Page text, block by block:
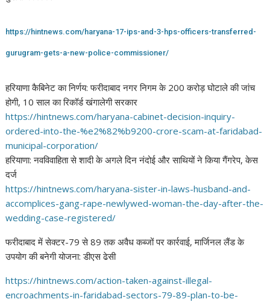
https://hintnews.com/haryana-17-ips-and-3-hps-officers-transferred-
gurugram-gets-a-new-police-commissioner/
हरियाणा कैबिनेट का निर्णय: फरीदाबाद नगर निगम के 200 करोड़ घोटाले की जांच
होगी, 10 साल का रिकॉर्ड खंगालेगी सरकार
https://hintnews.com/haryana-cabinet-decision-inquiry-
ordered-into-the-%e2%82%b9200-crore-scam-at-faridabad-
municipal-corporation/
हरियाणा: नवविवाहिता से शादी के अगले दिन नंदोई और साथियों ने किया गैंगरेप, केस
दर्ज
https://hintnews.com/haryana-sister-in-laws-husband-and-
accomplices-gang-rape-newlywed-woman-the-day-after-the-
wedding-case-registered/
फरीदाबाद में सेक्टर-79 से 89 तक अवैध कब्जों पर कार्रवाई, मार्जिनल लैंड के
उपयोग की बनेगी योजना: डीएस ढेसी
https://hintnews.com/action-taken-against-illegal-
encroachments-in-faridabad-sectors-79-89-plan-to-be-